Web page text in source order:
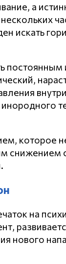
а
искать
постоянным
которое
снижением
на
нового